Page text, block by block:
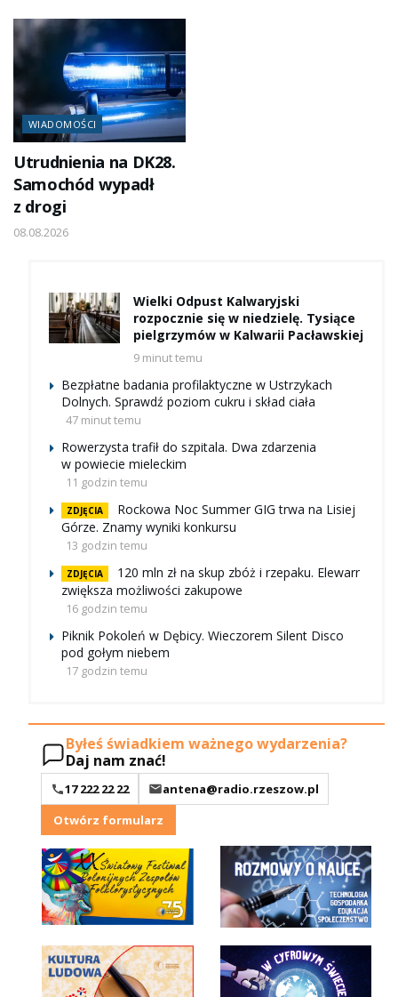
WIADOMOŚCI
Utrudnienia na DK28.
Samochód wypadł
z drogi
08.08.2026
Wielki Odpust Kalwaryjski
rozpocznie się w niedzielę. Tysiące
pielgrzymów w Kalwarii Pacławskiej
9 minut temu
Bezpłatne badania profilaktyczne w Ustrzykach
Dolnych. Sprawdź poziom cukru i skład ciała
47 minut temu
Rowerzysta trafił do szpitala. Dwa zdarzenia
w powiecie mieleckim
11 godzin temu
ZDJĘCIA
Rockowa Noc Summer GIG trwa na Lisiej
Górze. Znamy wyniki konkursu
13 godzin temu
ZDJĘCIA
120 mln zł na skup zbóż i rzepaku. Elewarr
zwiększa możliwości zakupowe
16 godzin temu
Piknik Pokoleń w Dębicy. Wieczorem Silent Disco
pod gołym niebem
17 godzin temu
Byłeś świadkiem ważnego wydarzenia?
Daj nam znać!
17 222 22 22
antena@radio.rzeszow.pl
Otwórz formularz